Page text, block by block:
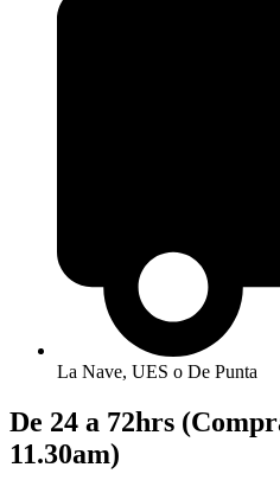
La Nave, UES o De Punta
De 24 a 72hrs
11.30am)